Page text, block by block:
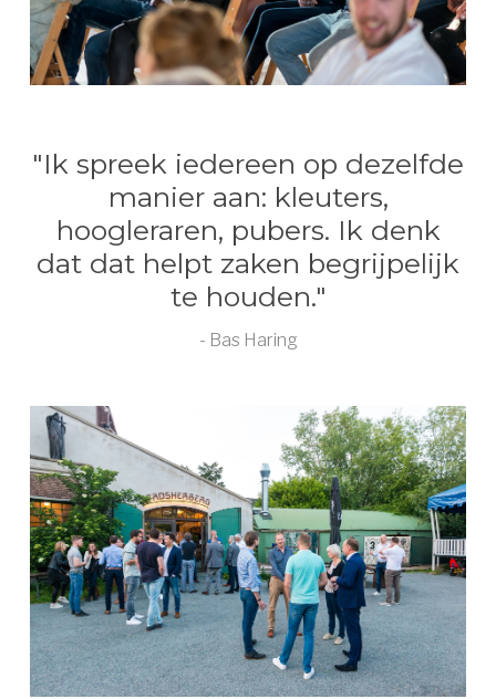
"Ik spreek iedereen op dezelfde
manier aan: kleuters,
hoogleraren, pubers. Ik denk
dat dat helpt zaken begrijpelijk
te houden."
- Bas Haring